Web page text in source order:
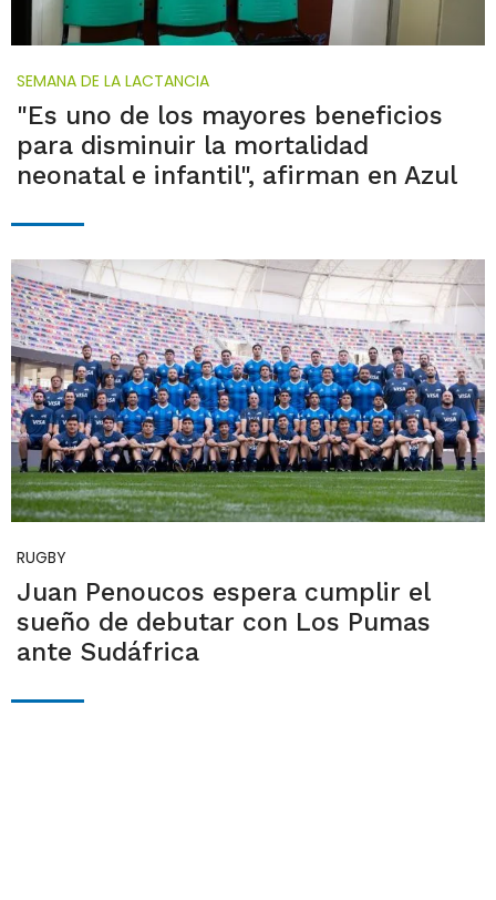
SEMANA DE LA LACTANCIA
"Es uno de los mayores beneficios
para disminuir la mortalidad
neonatal e infantil", afirman en Azul
RUGBY
Juan Penoucos espera cumplir el
sueño de debutar con Los Pumas
ante Sudáfrica